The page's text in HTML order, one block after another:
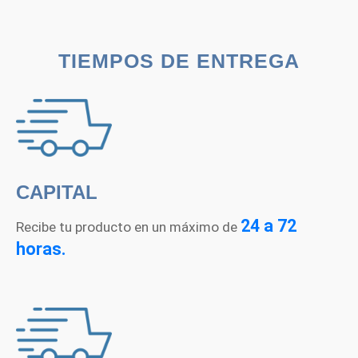
TIEMPOS DE ENTREGA
CAPITAL
Recibe tu producto en un máximo de 24 a 72
horas.